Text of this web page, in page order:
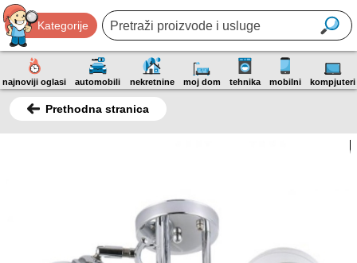
Kategorije
najnoviji oglasi automobili nekretnine moj dom tehnika mobilni kompjuteri
Prethodna stranica